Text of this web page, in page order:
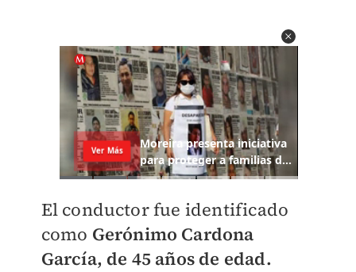
El conductor fue identificado
como Gerónimo Cardona
García, de 45 años de edad.